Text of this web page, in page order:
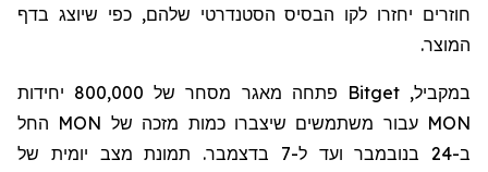
חוזרים יחזרו לקו הבסיס הסטנדרטי שלהם, כפי שיוצג בדף
המוצר.
במקביל,Bitget פתחה מאגר מסחר של 800,000 יחידות
MON עבור משתמשים שיצברו כמות מזכה של MON החל
ב-24 בנובמבר ועד ל-7 בדצמבר. תמונת מצב יומית של